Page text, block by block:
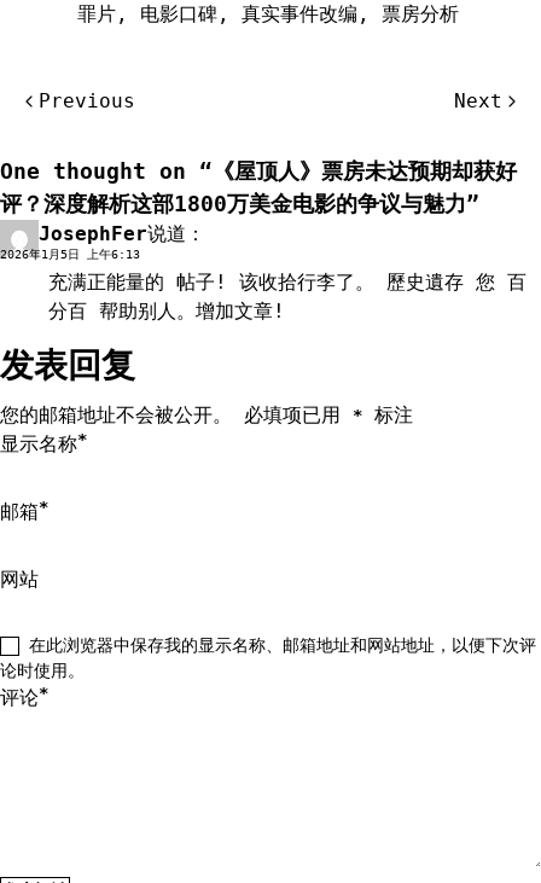
罪片 , 电影口碑 , 真实事件改编 , 票房分析
航
Previous Next
One thought on “ 《屋顶人》票房未达预期却获好
评？深度解析这部1800万美金电影的争议与魅力”
JosephFer说道：
2026年1月5日 上午6:13
充满正能量的 帖子! 该收拾行李了。 歷史遺存 您 百
分百 帮助别人。增加文章!
发表回复
您的邮箱地址不会被公开。 必填项已用 * 标注
评论*
显示名称*
邮箱*
网站
在此浏览器中保存我的显示名称、邮箱地址和网站地址，以便下次评
论时使用。